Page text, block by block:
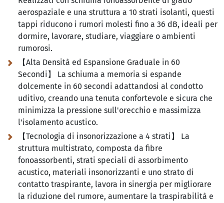
aerospaziale e una struttura a 10 strati isolanti, questi
tappi riducono i rumori molesti fino a 36 dB, ideali per
dormire, lavorare, studiare, viaggiare o ambienti
rumorosi.
【Alta Densità ed Espansione Graduale in 60
Secondi】 La schiuma a memoria si espande
dolcemente in 60 secondi adattandosi al condotto
uditivo, creando una tenuta confortevole e sicura che
minimizza la pressione sull'orecchio e massimizza
l'isolamento acustico.
【Tecnologia di insonorizzazione a 4 strati】 La
struttura multistrato, composta da fibre
fonoassorbenti, strati speciali di assorbimento
acustico, materiali insonorizzanti e uno strato di
contatto traspirante, lavora in sinergia per migliorare
la riduzione del rumore, aumentare la traspirabilità e